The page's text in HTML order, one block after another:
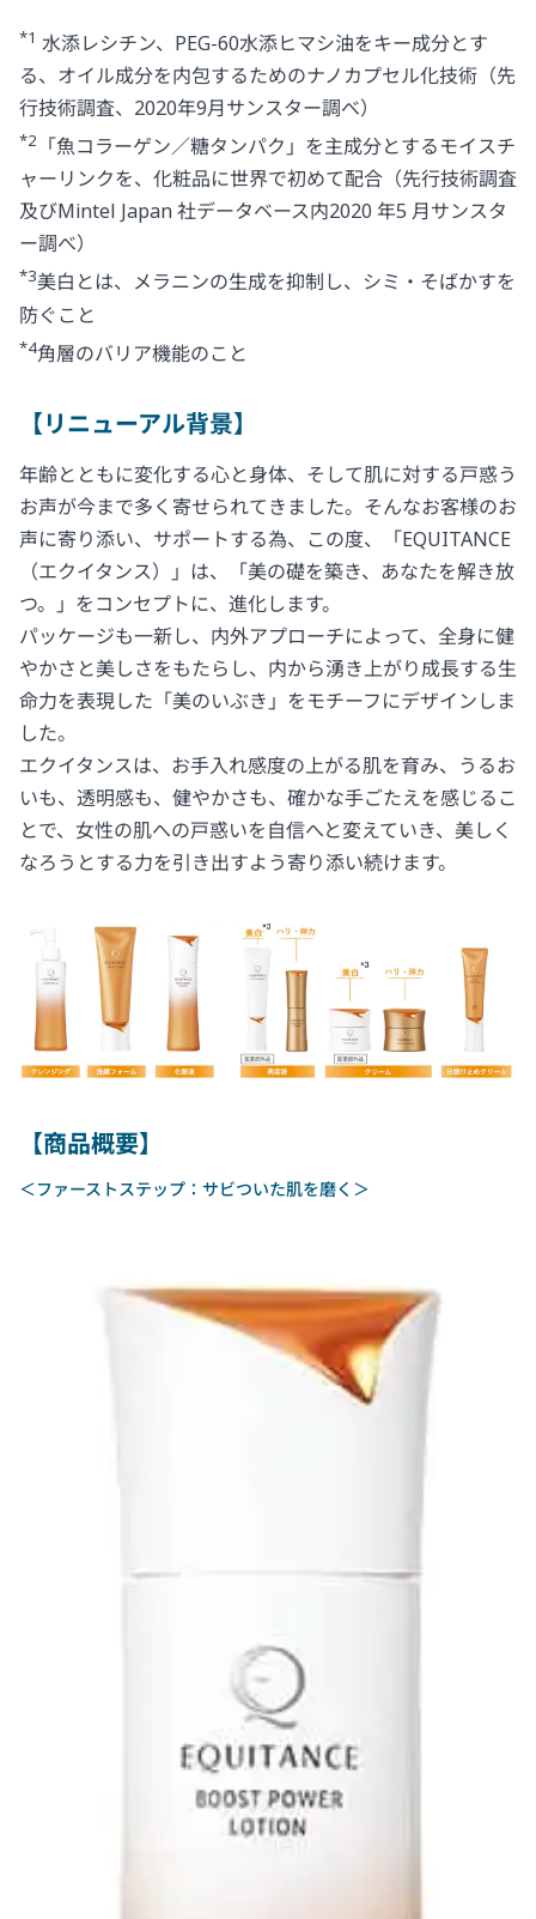
*1 水添レシチン、PEG-60水添ヒマシ油をキー成分とす
る、オイル成分を内包するためのナノカプセル化技術（先
行技術調査、2020年9月サンスター調べ）
*2
「魚コラーゲン／糖タンパク」を主成分とするモイスチ
ャーリンクを、化粧品に世界で初めて配合（先行技術調査
及びMintel Japan 社データベース内2020 年5 月サンスタ
ー調べ）
*3美白とは、メラニンの生成を抑制し、シミ・そばかすを
防ぐこと
*4角層のバリア機能のこと
【リニューアル背景】
年齢とともに変化する心と身体、そして肌に対する戸惑う
お声が今まで多く寄せられてきました。そんなお客様のお
声に寄り添い、サポートする為、この度、「EQUITANCE
（エクイタンス）」は、「美の礎を築き、あなたを解き放
つ。」をコンセプトに、進化します。
パッケージも一新し、内外アプローチによって、全身に健
やかさと美しさをもたらし、内から湧き上がり成長する生
命力を表現した「美のいぶき」をモチーフにデザインしま
した。
エクイタンスは、お手入れ感度の上がる肌を育み、うるお
いも、透明感も、健やかさも、確かな手ごたえを感じるこ
とで、女性の肌への戸惑いを自信へと変えていき、美しく
なろうとする力を引き出すよう寄り添い続けます。
【商品概要】
＜ファーストステップ：サビついた肌を磨く＞